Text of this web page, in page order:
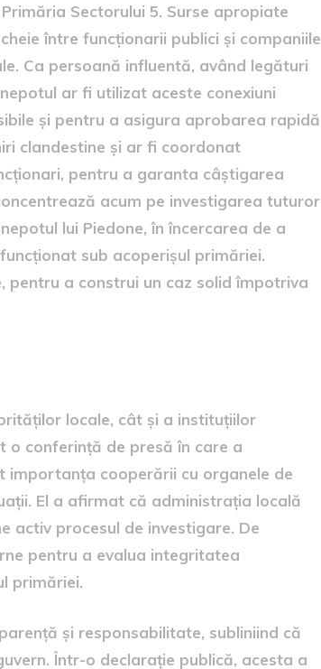
Sectorului 5. Surse apropiate
între funcționarii publici și companiile
Ca persoană influentă, având legături
ar fi utilizat aceste conexiuni
și pentru a asigura aprobarea rapidă
clandestine și ar fi coordonat
pentru a garanta câștigarea
acum pe investigarea tuturor
lui Piedone, în încercarea de a
sub acoperișul primăriei.
pentru a construi un caz solid împotriva
locale, cât și a instituțiilor
o conferință de presă în care a
importanța cooperării cu organele de
El a afirmat că administrația locală
activ procesul de investigare. De
pentru a evalua integritatea
primăriei.
și responsabilitate, subliniind că
Într-o declarație publică, acesta a